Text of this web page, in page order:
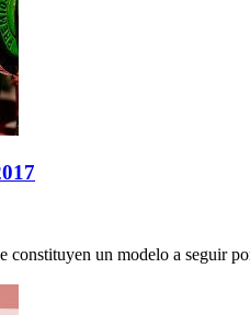
constituyen un modelo a seguir